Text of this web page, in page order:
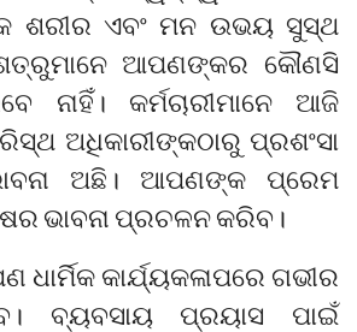
ଶରୀର ଏବଂ ମନ ଉଭୟ ସୁସ୍ଥ
ଆପଣଙ୍କର କୌଣସି
ନାହିଁ। କର୍ମଚାରୀମାନେ ଆଜି
ଅଧିକାରୀଙ୍କଠାରୁ ପ୍ରଶଂସା
ଅଛି। ଆପଣଙ୍କ ପ୍ରେମ
ଭାବନା ପ୍ରଚଳନ କରିବ।
ଧାର୍ମିକ କାର୍ଯ୍ୟକଳାପରେ ଗଭୀର
ବ୍ୟବସାୟ ପ୍ରୟାସ ପାଇଁ